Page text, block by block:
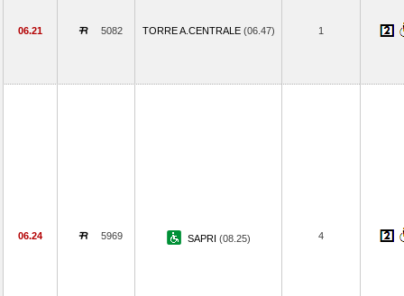
06.21 5082 TORRE A.CENTRALE (06.47) 1
06.24 5969 SAPRI (08.25) 4